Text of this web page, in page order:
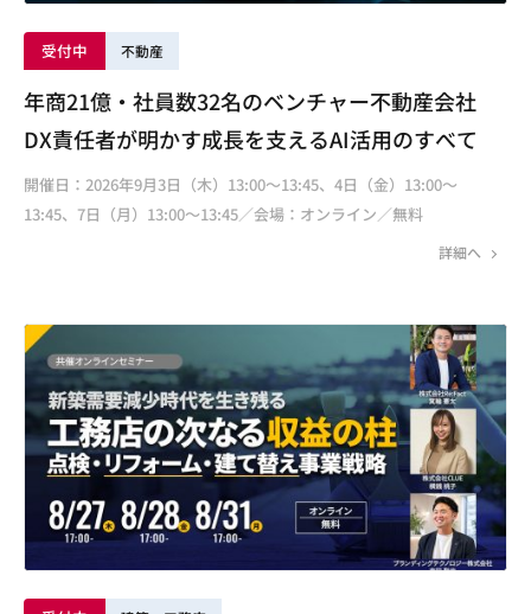
受付中 不動産
年商21億・社員数32名のベンチャー不動産会社
DX責任者が明かす成長を支えるAI活用のすべて
開催日：2026年9月3日（木）13:00～13:45、4日（金）13:00～
13:45、7日（月）13:00～13:45／会場：オンライン／無料
詳細へ